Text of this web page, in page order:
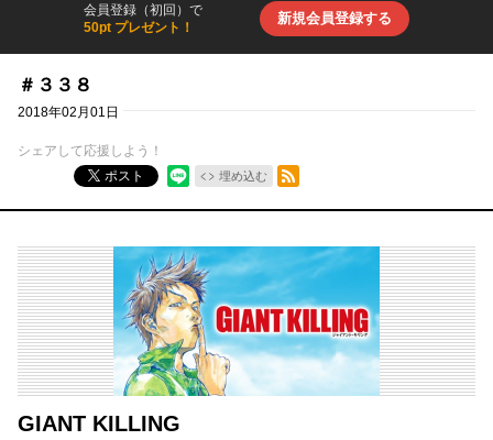
会員登録（初回）で
50pt プレゼント！
新規会員登録する
＃３３８
2018年02月01日
シェアして応援しよう！
ポスト
埋め込む
RSSフィード
GIANT KILLING